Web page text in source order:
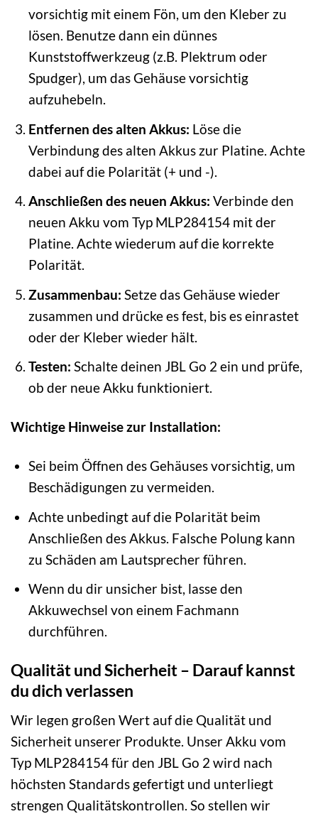
vorsichtig mit einem Fön, um den Kleber zu
lösen. Benutze dann ein dünnes
Kunststoffwerkzeug (z.B. Plektrum oder
Spudger), um das Gehäuse vorsichtig
aufzuhebeln.
Entfernen des alten Akkus: Löse die
Verbindung des alten Akkus zur Platine. Achte
dabei auf die Polarität (+ und -).
Anschließen des neuen Akkus: Verbinde den
neuen Akku vom Typ MLP284154 mit der
Platine. Achte wiederum auf die korrekte
Polarität.
Zusammenbau: Setze das Gehäuse wieder
zusammen und drücke es fest, bis es einrastet
oder der Kleber wieder hält.
Testen: Schalte deinen JBL Go 2 ein und prüfe,
ob der neue Akku funktioniert.
Wichtige Hinweise zur Installation:
Sei beim Öffnen des Gehäuses vorsichtig, um
Beschädigungen zu vermeiden.
Achte unbedingt auf die Polarität beim
Anschließen des Akkus. Falsche Polung kann
zu Schäden am Lautsprecher führen.
Wenn du dir unsicher bist, lasse den
Akkuwechsel von einem Fachmann
durchführen.
Qualität und Sicherheit – Darauf kannst
du dich verlassen
Wir legen großen Wert auf die Qualität und
Sicherheit unserer Produkte. Unser Akku vom
Typ MLP284154 für den JBL Go 2 wird nach
höchsten Standards gefertigt und unterliegt
strengen Qualitätskontrollen. So stellen wir